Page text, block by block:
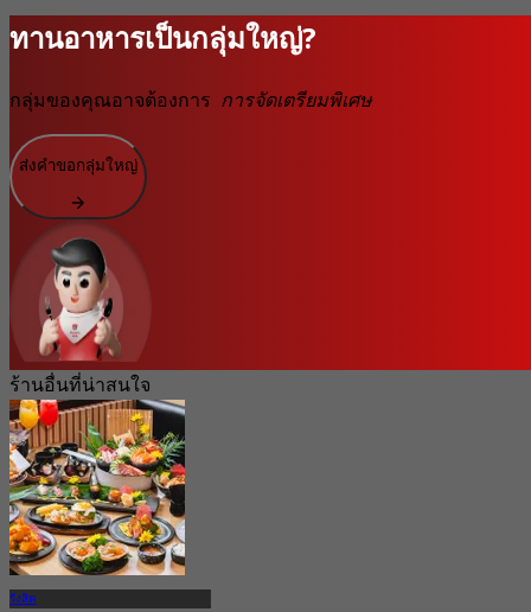
ทานอาหารเป็นกลุ่มใหญ่?
กลุ่มของคุณอาจต้องการ การจัดเตรียมพิเศษ
ส่งคำขอกลุ่มใหญ่
ร้านอื่นที่น่าสนใจ
รังสิต